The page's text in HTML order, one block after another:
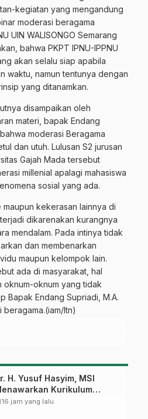
kegiatan yang mengandung
moderasi beragama
UIN WALISONGO Semarang
bahwa PKPT IPNU-IPPNU
akan selalu siap apabila
waktu, namun tentunya dengan
yang ditanamkan.
disampaikan oleh
materi, bapak Endang
moderasi Beragama
dan utuh. Lulusan S2 jurusan
Gajah Mada tersebut
millenial apalagi mahasiswa
sosial yang ada.
maupun kekerasan lainnya di
dikarenakan kurangnya
mendalam. Pada intinya tidak
dan membenarkan
maupun kelompok lain.
ada di masyarakat, hal
oknum-oknum yang tidak
Bapak Endang Supriadi, M.A.
ltn)
H. Yusuf Hasyim, MSI
Kurikulum
Harapan Baru
16 jam yang lalu